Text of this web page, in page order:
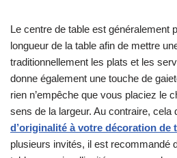
Le centre de table est généralement
longueur de la table afin de mettre
traditionnellement les plats et les
donne également une touche de
rien n’empêche que vous placiez le
sens de la largeur. Au contraire, cela
d’originalité à votre décoration de
plusieurs invités, il est recommandé